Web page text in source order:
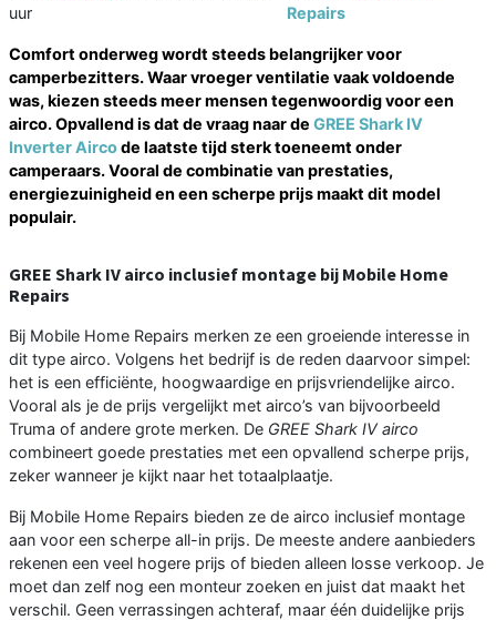
uur
Repairs
Comfort onderweg wordt steeds belangrijker voor
camperbezitters. Waar vroeger ventilatie vaak voldoende
was, kiezen steeds meer mensen tegenwoordig voor een
airco. Opvallend is dat de vraag naar de GREE Shark IV
Inverter Aircode laatste tijd sterk toeneemt onder
camperaars. Vooral de combinatie van prestaties,
energiezuinigheid en een scherpe prijs maakt dit model
populair.
GREE Shark IV airco inclusief montage bij Mobile Home
Repairs
Bij Mobile Home Repairs merken ze een groeiende interesse in
dit type airco. Volgens het bedrijf is de reden daarvoor simpel:
het is een efficiënte, hoogwaardige en prijsvriendelijke airco.
Vooral als je de prijs vergelijkt met airco’s van bijvoorbeeld
Truma of andere grote merken. De GREE Shark IV airco
combineert goede prestaties met een opvallend scherpe prijs,
zeker wanneer je kijkt naar het totaalplaatje.
Bij Mobile Home Repairs bieden ze de airco inclusief montage
aan voor een scherpe all-in prijs. De meeste andere aanbieders
rekenen een veel hogere prijs of bieden alleen losse verkoop. Je
moet dan zelf nog een monteur zoeken en juist dat maakt het
verschil. Geen verrassingen achteraf, maar één duidelijke prijs